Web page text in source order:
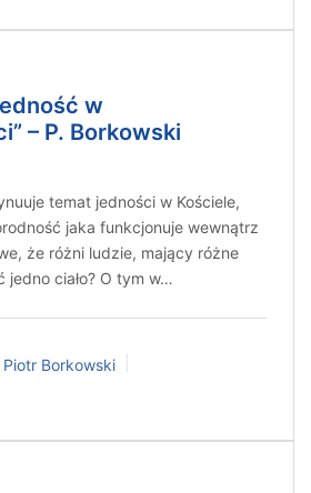
w
– P. Borkowski
temat jedności w Kościele,
jaka funkcjonuje wewnątrz
że różni ludzie, mający różne
ciało? O tym w…
Piotr Borkowski